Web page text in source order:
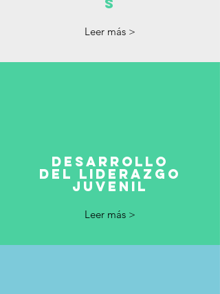
Leer más >
Desarrollo
del liderazgo
juvenil
Leer más >